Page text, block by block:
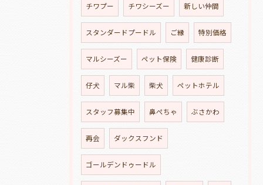
チワプー チワシーズー 新しい仲間
スタンダードプードル ご縁 特別価格
マルシーズー ペット保険 健康診断
仔犬 マル柴 柴犬 ペットホテル
スタッフ募集中 鼻ぺちゃ ぶさかわ
再会 ダックスフンド
ゴールデンドゥードル